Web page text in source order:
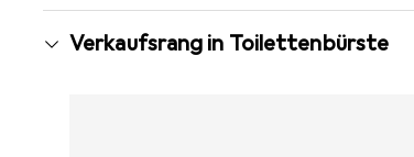
Verkaufsrang in Toilettenbürste